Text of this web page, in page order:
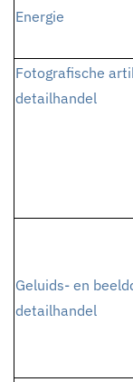
Energie
Fotografische
detailhandel
Geluids- en
detailhandel